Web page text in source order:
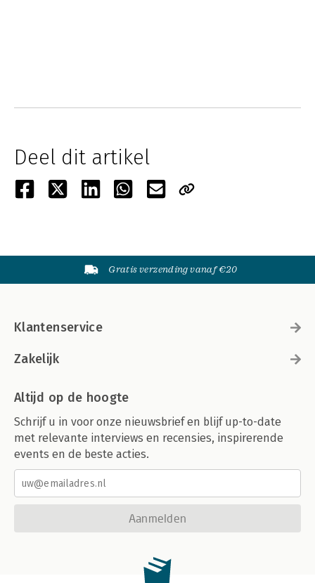
Deel dit artikel
Gratis verzending vanaf €20
Klantenservice
Zakelijk
Altijd op de hoogte
Schrijf u in voor onze nieuwsbrief en blijf up-to-date
met relevante interviews en recensies, inspirerende
events en de beste acties.
Aanmelden